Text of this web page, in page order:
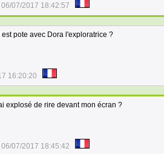
06/07/2017 18:42:57
pote avec Dora l'exploratrice ?
16:20:20
explosé de rire devant mon écran ?
06/07/2017 18:45:42